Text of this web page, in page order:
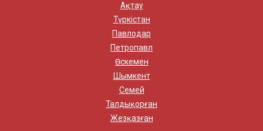
Ақтау
Түркістан
Павлодар
Петропавл
Өскемен
Шымкент
Семей
Талдықорған
Жезқазған